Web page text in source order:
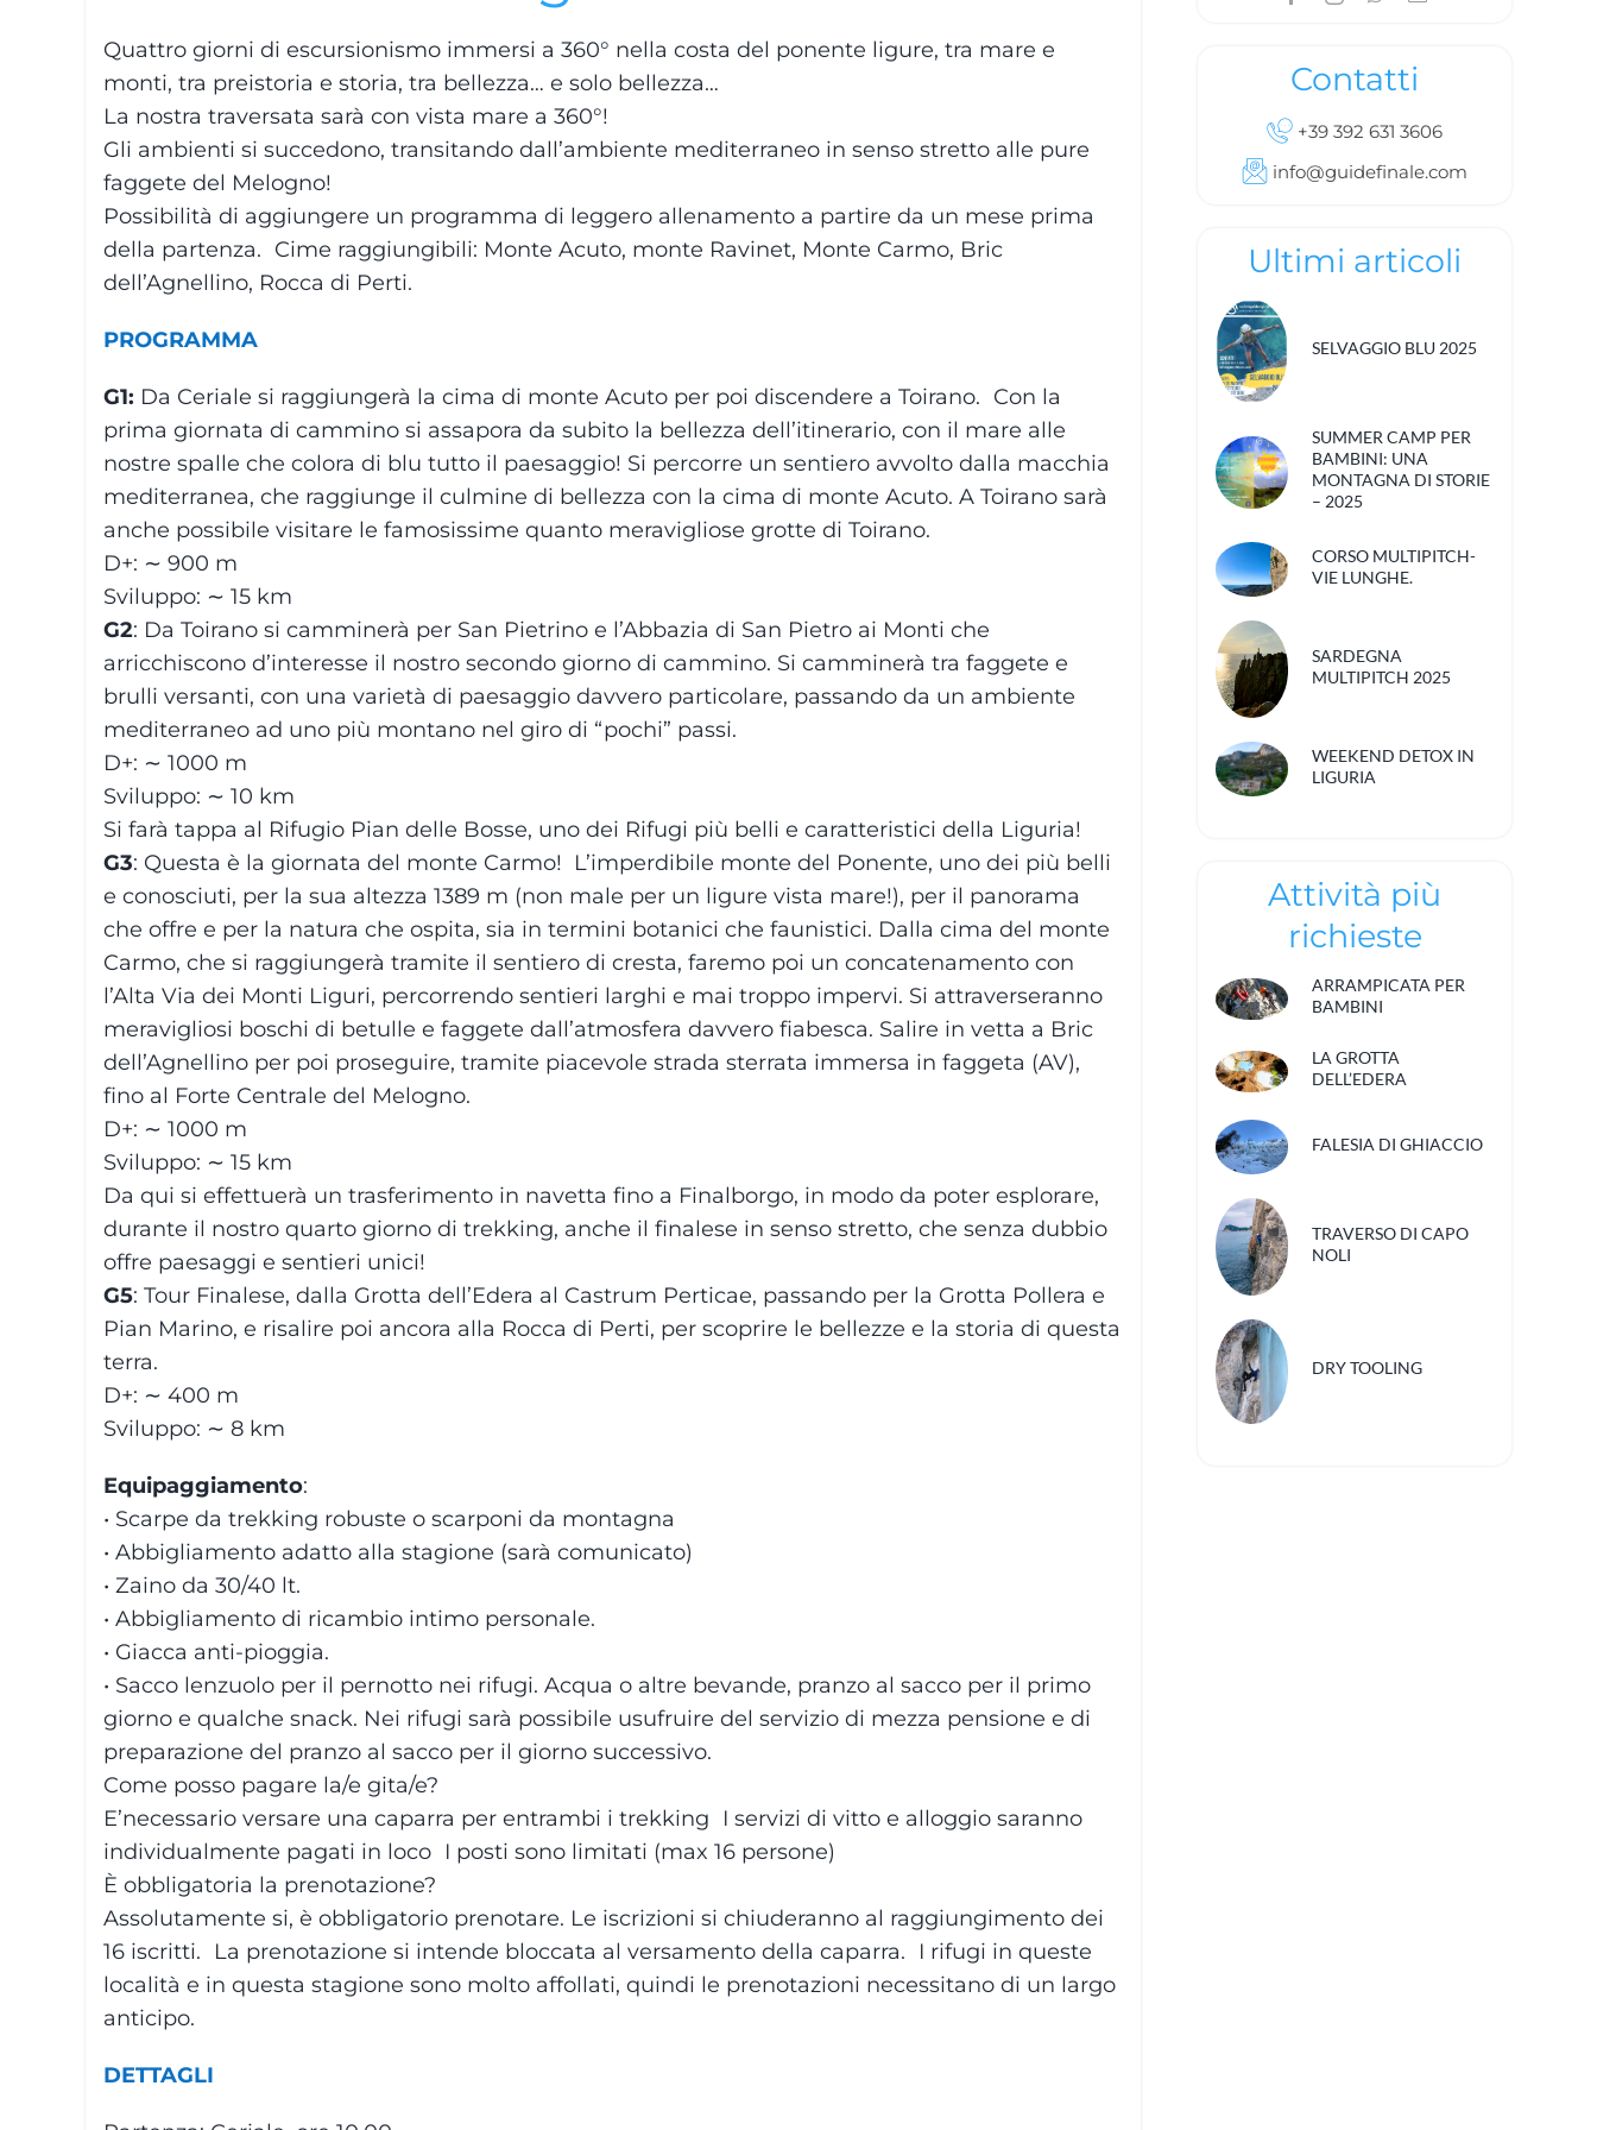
Quattro giorni di escursionismo immersi a 360° nella costa del ponente ligure, tra mare e
monti, tra preistoria e storia, tra bellezza… e solo bellezza…
La nostra traversata sarà con vista mare a 360°!
Gli ambienti si succedono, transitando dall’ambiente mediterraneo in senso stretto alle pure
faggete del Melogno!
Possibilità di aggiungere un programma di leggero allenamento a partire da un mese prima
della partenza. Cime raggiungibili: Monte Acuto, monte Ravinet, Monte Carmo, Bric
dell’Agnellino, Rocca di Perti.
PROGRAMMA
G1: Da Ceriale si raggiungerà la cima di monte Acuto per poi discendere a Toirano. Con la
prima giornata di cammino si assapora da subito la bellezza dell’itinerario, con il mare alle
nostre spalle che colora di blu tutto il paesaggio! Si percorre un sentiero avvolto dalla macchia
mediterranea, che raggiunge il culmine di bellezza con la cima di monte Acuto. A Toirano sarà
anche possibile visitare le famosissime quanto meravigliose grotte di Toirano.
D+: ∼ 900 m
Sviluppo: ∼ 15 km
G2: Da Toirano si camminerà per San Pietrino e l’Abbazia di San Pietro ai Monti che
arricchiscono d’interesse il nostro secondo giorno di cammino. Si camminerà tra faggete e
brulli versanti, con una varietà di paesaggio davvero particolare, passando da un ambiente
mediterraneo ad uno più montano nel giro di “pochi” passi.
D+: ∼ 1000 m
Sviluppo: ∼ 10 km
Si farà tappa al Rifugio Pian delle Bosse, uno dei Rifugi più belli e caratteristici della Liguria!
G3: Questa è la giornata del monte Carmo! L’imperdibile monte del Ponente, uno dei più belli
e conosciuti, per la sua altezza 1389 m (non male per un ligure vista mare!), per il panorama
che offre e per la natura che ospita, sia in termini botanici che faunistici. Dalla cima del monte
Carmo, che si raggiungerà tramite il sentiero di cresta, faremo poi un concatenamento con
l’Alta Via dei Monti Liguri, percorrendo sentieri larghi e mai troppo impervi. Si attraverseranno
meravigliosi boschi di betulle e faggete dall’atmosfera davvero fiabesca. Salire in vetta a Bric
dell’Agnellino per poi proseguire, tramite piacevole strada sterrata immersa in faggeta (AV),
fino al Forte Centrale del Melogno.
D+: ∼ 1000 m
Sviluppo: ∼ 15 km
Da qui si effettuerà un trasferimento in navetta fino a Finalborgo, in modo da poter esplorare,
durante il nostro quarto giorno di trekking, anche il finalese in senso stretto, che senza dubbio
offre paesaggi e sentieri unici!
G5: Tour Finalese, dalla Grotta dell’Edera al Castrum Perticae, passando per la Grotta Pollera e
Pian Marino, e risalire poi ancora alla Rocca di Perti, per scoprire le bellezze e la storia di questa
terra.
D+: ∼ 400 m
Sviluppo: ∼ 8 km
Equipaggiamento:
• Scarpe da trekking robuste o scarponi da montagna
• Abbigliamento adatto alla stagione (sarà comunicato)
• Zaino da 30/40 lt.
• Abbigliamento di ricambio intimo personale.
• Giacca anti-pioggia.
• Sacco lenzuolo per il pernotto nei rifugi. Acqua o altre bevande, pranzo al sacco per il primo
giorno e qualche snack. Nei rifugi sarà possibile usufruire del servizio di mezza pensione e di
preparazione del pranzo al sacco per il giorno successivo.
Come posso pagare la/e gita/e?
E’necessario versare una caparra per entrambi i trekking I servizi di vitto e alloggio saranno
individualmente pagati in loco I posti sono limitati (max 16 persone)
È obbligatoria la prenotazione?
Assolutamente si, è obbligatorio prenotare. Le iscrizioni si chiuderanno al raggiungimento dei
16 iscritti. La prenotazione si intende bloccata al versamento della caparra. I rifugi in queste
località e in questa stagione sono molto affollati, quindi le prenotazioni necessitano di un largo
anticipo.
DETTAGLI
Contatti
+39 392 631 3606
info@guidefinale.com
Ultimi articoli
SELVAGGIO BLU 2025
SUMMER CAMP PER
BAMBINI: UNA
MONTAGNA DI STORIE
– 2025
CORSO MULTIPITCH-
VIE LUNGHE.
SARDEGNA
MULTIPITCH 2025
WEEKEND DETOX IN
LIGURIA
Attività più
richieste
ARRAMPICATA PER
BAMBINI
LA GROTTA
DELL’EDERA
FALESIA DI GHIACCIO
TRAVERSO DI CAPO
NOLI
DRY TOOLING